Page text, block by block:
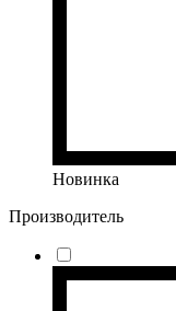
Новинка
Производитель